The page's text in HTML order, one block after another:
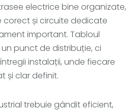
electrice bine organizate,
corect și circuite dedicate
important. Tabloul
punct de distribuție, ci
instalații, unde fiecare
și clar definit.
trebuie gândit eficient,